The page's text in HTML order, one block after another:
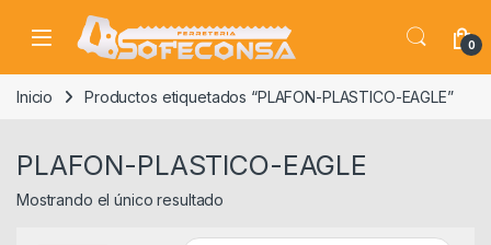
Skip to navigation
Skip to content
0
Inicio Productos etiquetados “PLAFON-PLASTICO-EAGLE”
PLAFON-PLASTICO-EAGLE
Mostrando el único resultado